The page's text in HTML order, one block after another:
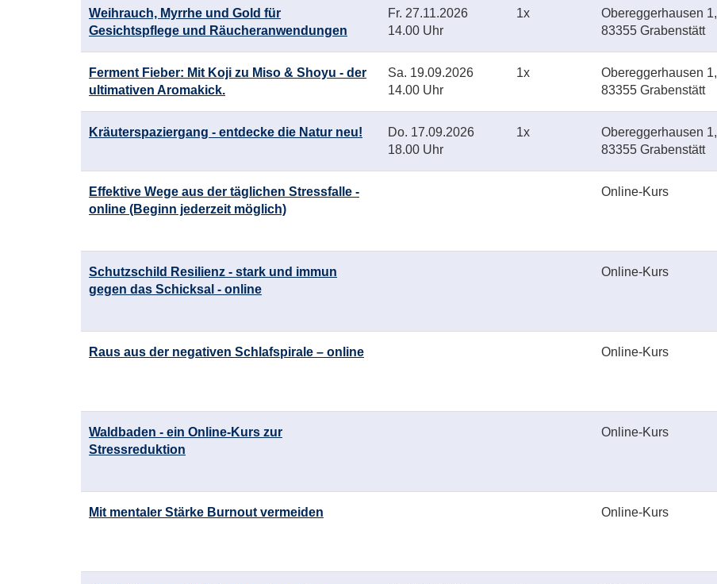
Weihrauch, Myrrhe und Gold für
Gesichtspflege und Räucheranwendungen
Fr. 27.11.2026
14.00 Uhr
1x
Obereggerhausen 1,
83355 Grabenstätt
Ferment Fieber: Mit Koji zu Miso & Shoyu - der
ultimativen Aromakick.
Sa. 19.09.2026
14.00 Uhr
1x
Obereggerhausen 1,
83355 Grabenstätt
Kräuterspaziergang - entdecke die Natur neu! Do. 17.09.2026
18.00 Uhr
1x
Obereggerhausen 1,
83355 Grabenstätt
Effektive Wege aus der täglichen Stressfalle -
online (Beginn jederzeit möglich)
Online-Kurs
Schutzschild Resilienz - stark und immun
gegen das Schicksal - online
Online-Kurs
Raus aus der negativen Schlafspirale – online Online-Kurs
Waldbaden - ein Online-Kurs zur
Stressreduktion
Online-Kurs
Mit mentaler Stärke Burnout vermeiden Online-Kurs